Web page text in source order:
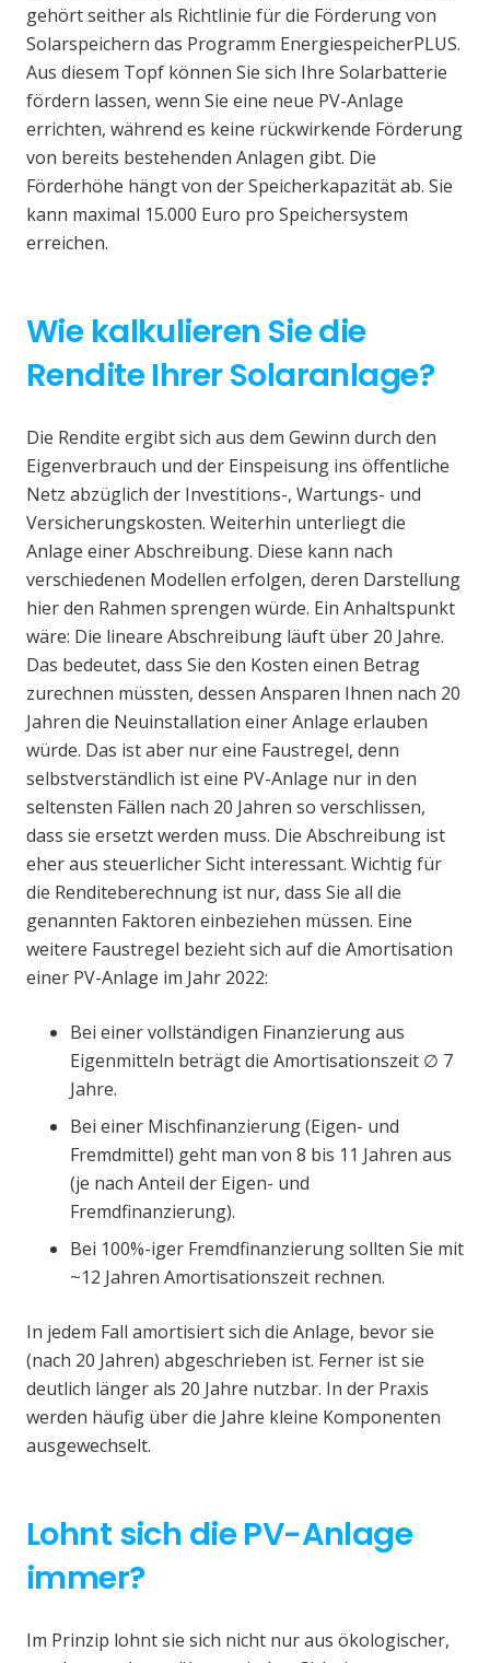
gehört seither als Richtlinie für die Förderung von
Solarspeichern das Programm EnergiespeicherPLUS.
Aus diesem Topf können Sie sich Ihre Solarbatterie
fördern lassen, wenn Sie eine neue PV-Anlage
errichten, während es keine rückwirkende Förderung
von bereits bestehenden Anlagen gibt. Die
Förderhöhe hängt von der Speicherkapazität ab. Sie
kann maximal 15.000 Euro pro Speichersystem
erreichen.
Wie kalkulieren Sie die
Rendite Ihrer Solaranlage?
Die Rendite ergibt sich aus dem Gewinn durch den
Eigenverbrauch und der Einspeisung ins öffentliche
Netz abzüglich der Investitions-, Wartungs- und
Versicherungskosten. Weiterhin unterliegt die
Anlage einer Abschreibung. Diese kann nach
verschiedenen Modellen erfolgen, deren Darstellung
hier den Rahmen sprengen würde. Ein Anhaltspunkt
wäre: Die lineare Abschreibung läuft über 20 Jahre.
Das bedeutet, dass Sie den Kosten einen Betrag
zurechnen müssten, dessen Ansparen Ihnen nach 20
Jahren die Neuinstallation einer Anlage erlauben
würde. Das ist aber nur eine Faustregel, denn
selbstverständlich ist eine PV-Anlage nur in den
seltensten Fällen nach 20 Jahren so verschlissen,
dass sie ersetzt werden muss. Die Abschreibung ist
eher aus steuerlicher Sicht interessant. Wichtig für
die Renditeberechnung ist nur, dass Sie all die
genannten Faktoren einbeziehen müssen. Eine
weitere Faustregel bezieht sich auf die Amortisation
einer PV-Anlage im Jahr 2022:
Bei einer vollständigen Finanzierung aus
Eigenmitteln beträgt die Amortisationszeit ∅ 7
Jahre.
Bei einer Mischfinanzierung (Eigen- und
Fremdmittel) geht man von 8 bis 11 Jahren aus
(je nach Anteil der Eigen- und
Fremdfinanzierung).
Bei 100%-iger Fremdfinanzierung sollten Sie mit
~12 Jahren Amortisationszeit rechnen.
In jedem Fall amortisiert sich die Anlage, bevor sie
(nach 20 Jahren) abgeschrieben ist. Ferner ist sie
deutlich länger als 20 Jahre nutzbar. In der Praxis
werden häufig über die Jahre kleine Komponenten
ausgewechselt.
Lohnt sich die PV-Anlage
immer?
Im Prinzip lohnt sie sich nicht nur aus ökologischer,